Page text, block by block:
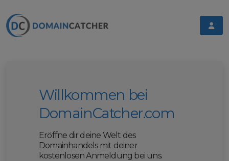
Willkommen bei
DomainCatcher.com
Eröffne dir deine Welt des
Domainhandels mit deiner
kostenlosen Anmeldung bei uns.